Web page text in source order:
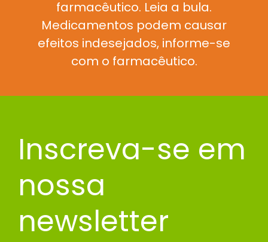
farmacêutico. Leia a bula.
Medicamentos podem causar
efeitos indesejados, informe-se
com o farmacêutico.
Inscreva-se em
nossa
newsletter